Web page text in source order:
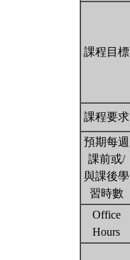
課程目標
課程要求
預期每週
課前或/
與課後學
習時數
Office
Hours